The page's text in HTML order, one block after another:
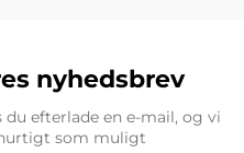
nyhedsbrev
du efterlade en e-mail, og vi
som muligt